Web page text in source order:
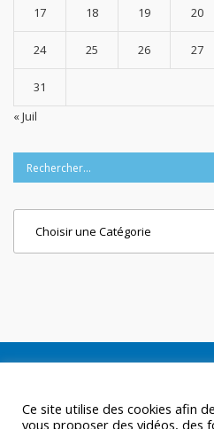
17 18 19 20
24 25 26 27
31
« Juil
Ce site utilise des cookies afin
vous proposer des vidéos, des